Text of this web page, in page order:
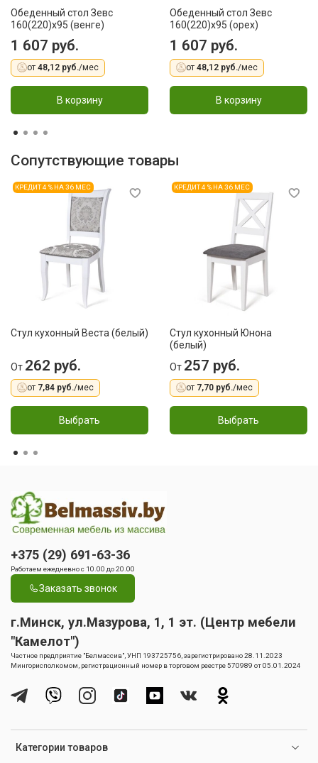
Обеденный стол Зевс
160(220)х95 (венге)
1 607 руб.
от 48,12 руб./мес
В корзину
Обеденный стол Зевс
160(220)х95 (орех)
1 607 руб.
от 48,12 руб./мес
В корзину
Сопутствующие товары
КРЕДИТ 4 % НА 36 МЕС
Стул кухонный Веста (белый)
От 262 руб.
от 7,84 руб./мес
Выбрать
КРЕДИТ 4 % НА 36 МЕС
Стул кухонный Юнона
(белый)
От 257 руб.
от 7,70 руб./мес
Выбрать
Категории товаров
+375 (29) 691-63-36
Работаем ежедневно с 10.00 до 20.00
Заказать звонок
г.Минск, ул.Мазурова, 1, 1 эт. (Центр мебели
"Камелот")
Частное предприятие "Белмассив", УНП 193725756, зарегистрировано 28.11.2023
Мингорисполкомом, регистрационный номер в торговом реестре 570989 от 05.01.2024